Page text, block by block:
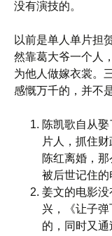
没有演技的。
以前是单人单片担
然靠葛大爷一个人
为他人做嫁衣裳。
感慨万千的，并不
陈凯歌自从
片人，抓住
陈红离婚，
被后世记住的
姜文的电影
兴，《让子
的，同时又通